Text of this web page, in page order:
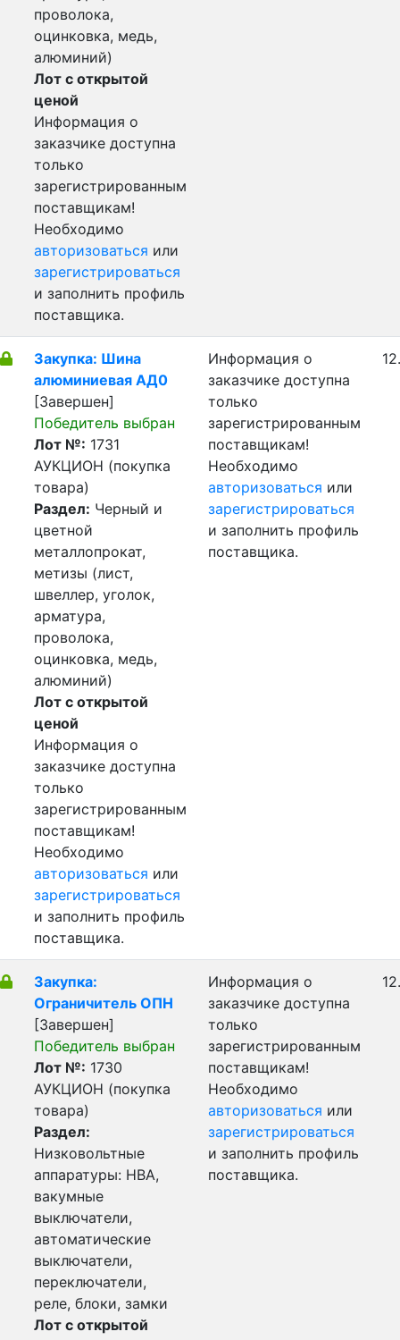
проволока,
оцинковка, медь,
алюминий)
Лот с открытой
ценой
Информация о
заказчике доступна
только
зарегистрированным
поставщикам!
Необходимо
авторизоваться или
зарегистрироваться
и заполнить профиль
поставщика.
Закупка: Шина
алюминиевая АД0
[Завершен]
Победитель выбран
Лот №: 1731
АУКЦИОН (покупка
товара)
Раздел: Черный и
цветной
металлопрокат,
метизы (лист,
швеллер, уголок,
арматура,
проволока,
оцинковка, медь,
алюминий)
Лот с открытой
ценой
Информация о
заказчике доступна
только
зарегистрированным
поставщикам!
Необходимо
авторизоваться или
зарегистрироваться
и заполнить профиль
поставщика.
Информация о
заказчике доступна
только
зарегистрированным
поставщикам!
Необходимо
авторизоваться или
зарегистрироваться
и заполнить профиль
поставщика.
Закупка:
Ограничитель ОПН
[Завершен]
Победитель выбран
Лот №: 1730
АУКЦИОН (покупка
товара)
Раздел:
Низковольтные
аппаратуры: НВА,
вакумные
выключатели,
автоматические
выключатели,
переключатели,
реле, блоки, замки
Лот с открытой
Информация о
заказчике доступна
только
зарегистрированным
поставщикам!
Необходимо
авторизоваться или
зарегистрироваться
и заполнить профиль
поставщика.